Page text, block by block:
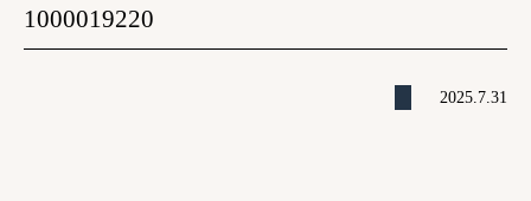
1000019220
2025.7.31